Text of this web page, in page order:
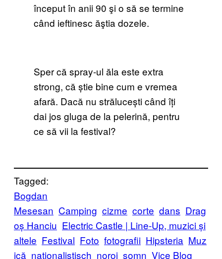
început în anii 90 şi o să se termine
când ieftinesc ăştia dozele.
Sper că spray-ul ăla este extra
strong, că știe bine cum e vremea
afară. Dacă nu strălucești când îți
dai jos gluga de la pelerină, pentru
ce să vii la festival?
Tagged:
Bogdan
Mesesan Camping cizme corte dans Drag
oș Hanciu Electric Castle | Line-Up, muzici și
altele Festival Foto fotografii Hipsteria Muz
ică nationalistisch noroi somn Vice Blog